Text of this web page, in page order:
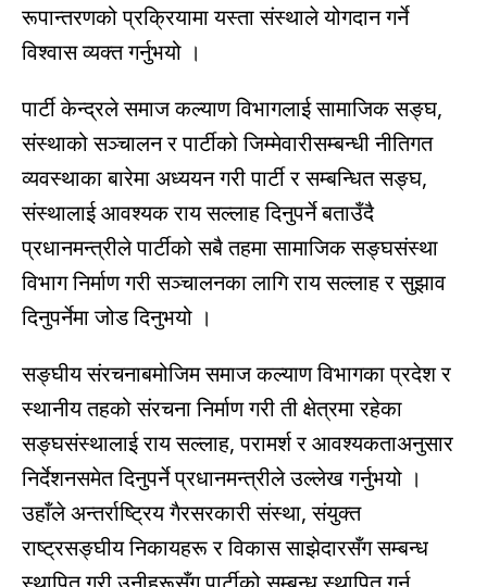
रूपान्तरणको प्रक्रियामा यस्ता संस्थाले योगदान गर्ने
विश्वास व्यक्त गर्नुभयो ।
पार्टी केन्द्रले समाज कल्याण विभागलाई सामाजिक सङ्घ,
संस्थाको सञ्चालन र पार्टीको जिम्मेवारीसम्बन्धी नीतिगत
व्यवस्थाका बारेमा अध्ययन गरी पार्टी र सम्बन्धित सङ्घ,
संस्थालाई आवश्यक राय सल्लाह दिनुपर्ने बताउँदै
प्रधानमन्त्रीले पार्टीको सबै तहमा सामाजिक सङ्घसंस्था
विभाग निर्माण गरी सञ्चालनका लागि राय सल्लाह र सुझाव
दिनुपर्नेमा जोड दिनुभयो ।
सङ्घीय संरचनाबमोजिम समाज कल्याण विभागका प्रदेश र
स्थानीय तहको संरचना निर्माण गरी ती क्षेत्रमा रहेका
सङ्घसंस्थालाई राय सल्लाह, परामर्श र आवश्यकताअनुसार
निर्देशनसमेत दिनुपर्ने प्रधानमन्त्रीले उल्लेख गर्नुभयो ।
उहाँले अन्तर्राष्ट्रिय गैरसरकारी संस्था, संयुक्त
राष्ट्रसङ्घीय निकायहरू र विकास साझेदारसँग सम्बन्ध